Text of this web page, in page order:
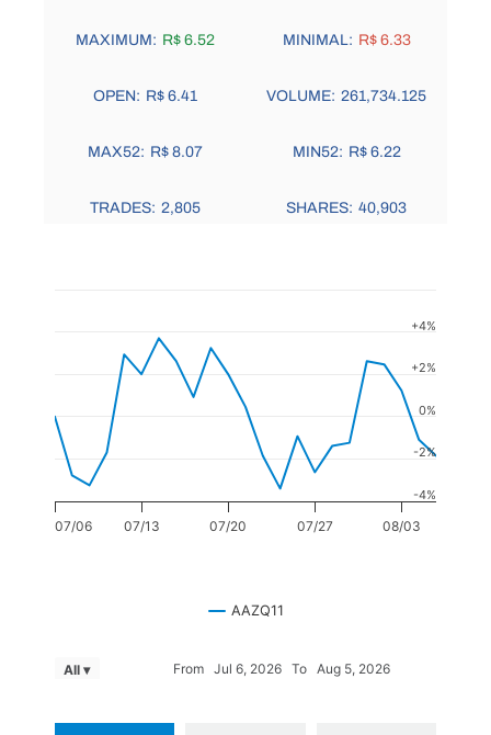
MAXIMUM: R$ 6.52 MINIMAL: R$ 6.33
OPEN: R$ 6.41 VOLUME: 261,734.125
MAX52: R$ 8.07 MIN52: R$ 6.22
TRADES: 2,805 SHARES: 40,903
From Jul 6, 2026 To Aug 5, 2026
All ▾
AAZQ11
07/06 07/13 07/20 07/27 08/03
-4%
-2%
0%
+2%
+4%